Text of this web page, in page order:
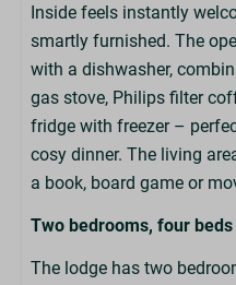
Parken: 1
Sonnenschutz:
Terrasse: Nicht
Badezimmer
Haartrockner
Toilette
Spülbecken: 1
Inside feels instantly
smartly furnished. The
with a dishwasher,
gas stove, Philips filter
fridge with freezer –
cosy dinner. The living
a book, board game or
Two bedrooms, four beds
The lodge has two